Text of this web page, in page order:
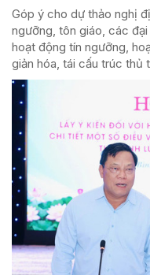
Góp ý cho dự thảo nghị
ngưỡng, tôn giáo, các
hoạt động tín ngưỡng,
giản hóa, tái cấu trúc thủ